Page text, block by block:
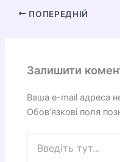
ПОПЕРЕДНІЙ
Залишити
Ваша e-mail адреса
Обов’язкові поля
тут...